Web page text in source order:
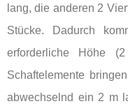
lang, die anderen 2
Stücke. Dadurch
erforderliche Höhe
Schaftelemente
abwechselnd ein 2 m